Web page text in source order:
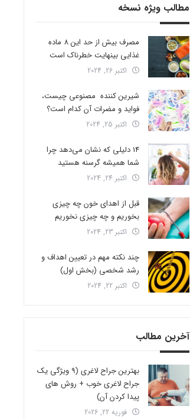
مطالب ویژه نسخه
مصرف بیش از حد این 8 ماده
غذایی بینهایت خطرناک است
اکتبر 26, 2024
شیرین کننده مصنوعی چیست،
فواید و مضرات آن کدام است؟
اکتبر 25, 2024
14 دلیلی که نشان می‌دهد چرا
شما همیشه گرسنه هستید
اکتبر 24, 2024
قبل از اهدای خون چه چیزی
بخوریم و چه چیزی نخوریم
اکتبر 23, 2024
چند نکته مهم در تعیین اهداف و
رشد شخصی (بخش اول)
اکتبر 22, 2024
آخرین مطالب
بهترین جراح لاغری (9 ویژگی یک
جراح لاغری خوب + روش های
پیدا کردن آن)
فوریه 22, 2026